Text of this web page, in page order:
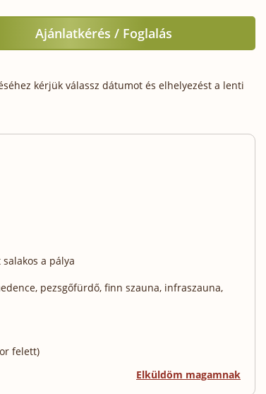
Ajánlatkérés / Foglalás
kérjük válassz dátumot és elhelyezést a lenti
a pálya
pezsgőfürdő, finn szauna, infraszauna,
felett)
Elküldöm magamnak